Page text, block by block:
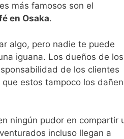
más famosos son el
en Osaka.
algo, pero nadie te puede
iguana. Los dueños de los
de los clientes
estos tampoco los
ningún pudor en compartir
incluso llegan a